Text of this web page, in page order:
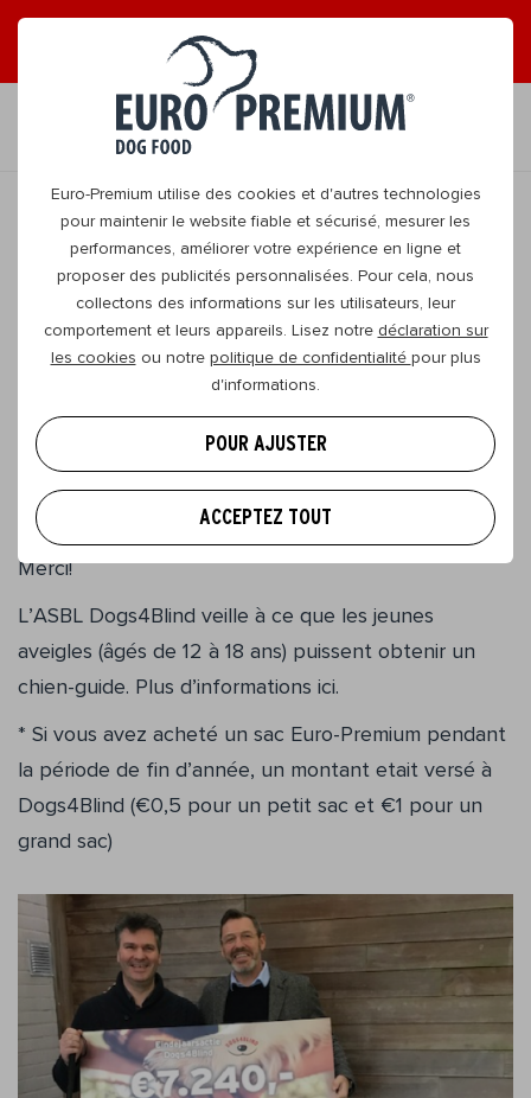
Euro-Premium utilise des cookies et d'autres technologies
pour maintenir le website fiable et sécurisé, mesurer les
performances, améliorer votre expérience en ligne et
proposer des publicités personnalisées. Pour cela, nous
collectons des informations sur les utilisateurs, leur
comportement et leurs appareils. Lisez notre déclaration sur
les cookies ou notre politique de confidentialité pour plus
d'informations.
POUR AJUSTER
ACCEPTEZ TOUT
LISEZ NOS MAGAZINES EN LIGNE GRATUITS !
FR
RETOURNER
Dogs4Blind promo de fin d’année
sommes fiers!
Grâce à vos achats, Euro-Premium a pu reverser
7 240 euros à Dogs4Blind *!
Merci!
L’ASBL Dogs4Blind veille à ce que les jeunes
aveigles (âgés de 12 à 18 ans) puissent obtenir un
chien-guide. Plus d’informations ici.
* Si vous avez acheté un sac Euro-Premium pendant
la période de fin d’année, un montant etait versé à
Dogs4Blind (€0,5 pour un petit sac et €1 pour un
grand sac)